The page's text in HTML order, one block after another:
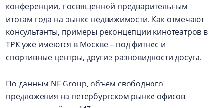
конференции, посвященной предварительным
итогам года на рынке недвижимости. Как отмечают
консультанты, примеры реконцепции кинотеатров в
ТРК уже имеются в Москве – под фитнес и
спортивные центры, другие разновидности досуга.
По данным NF Group, объем свободного
предложения на петербургском рынке офисов